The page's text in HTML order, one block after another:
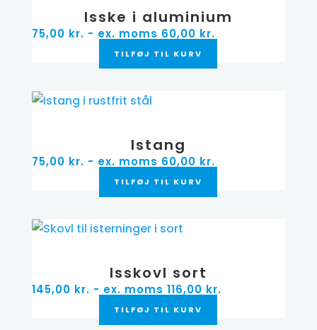
Isske i aluminium
75,00 kr. - ex. moms 60,00 kr.
TILFØJ TIL KURV
Istang
75,00 kr. - ex. moms 60,00 kr.
TILFØJ TIL KURV
Isskovl sort
145,00 kr. - ex. moms 116,00 kr.
TILFØJ TIL KURV